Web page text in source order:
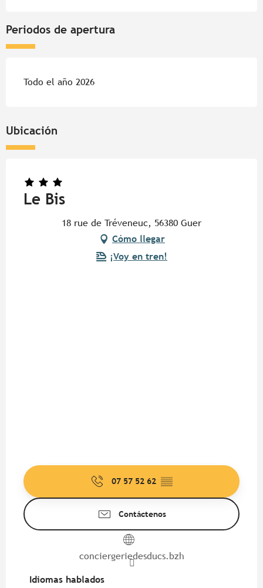
Periodos de apertura
Todo el año 2026
Ubicación
Le Bis
18 rue de Tréveneuc, 56380 Guer
Cómo llegar
¡Voy en tren!
07 57 52 62 ▒▒
Contáctenos
conciergeriedesducs.bzh
Idiomas hablados
Idiomas hablados